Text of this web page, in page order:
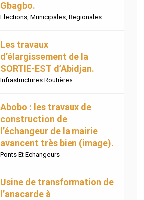
Gbagbo.
Elections, Municipales, Regionales
Les travaux
d’élargissement de la
SORTIE-EST d’Abidjan.
Infrastructures Routières
Abobo : les travaux de
construction de
l’échangeur de la mairie
avancent très bien (image).
Ponts Et Echangeurs
Usine de transformation de
l’anacarde à